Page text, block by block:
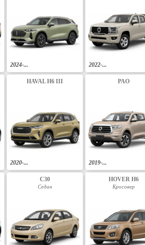
2024-... 2022-...
HAVAL H6 III
2020-...
PAO
2019-...
C30
Седан
HOVER H6
Кросовер